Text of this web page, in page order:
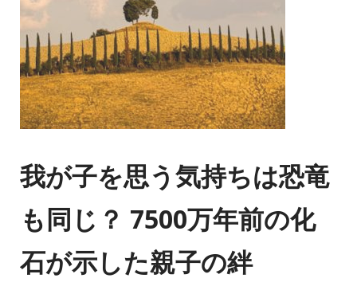
我が子を思う気持ちは恐竜
も同じ？ 7500万年前の化
石が示した親子の絆